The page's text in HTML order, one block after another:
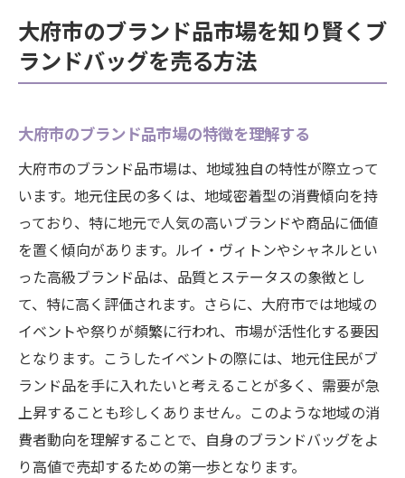
法
信頼できる情報源を活用する
ではの秘訣
大府市の人気ブランドを把握する
競合を意識した価格設定のポイント
査定を有利に進めるための準備
プロが教える交渉テクニック
特定のブランドで高値を狙う方法
売却時期を見極めるための指標
大府市でブランドバッグを高額で手放すための
戦略
ブランドバッグ売却の成功事例を学ぶ
市場分析に基づく価格設定
オンラインとオフラインの販売チャネル活
大府市のブランド品市場を知り賢くブ
ランドバッグを売る方法
大府市のブランド品市場の特徴を理解する
大府市のブランド品市場は、地域独自の特性が際立って
います。地元住民の多くは、地域密着型の消費傾向を持
っており、特に地元で人気の高いブランドや商品に価値
を置く傾向があります。ルイ・ヴィトンやシャネルとい
った高級ブランド品は、品質とステータスの象徴とし
て、特に高く評価されます。さらに、大府市では地域の
イベントや祭りが頻繁に行われ、市場が活性化する要因
となります。こうしたイベントの際には、地元住民がブ
ランド品を手に入れたいと考えることが多く、需要が急
上昇することも珍しくありません。このような地域の消
費者動向を理解することで、自身のブランドバッグをよ
り高値で売却するための第一歩となります。